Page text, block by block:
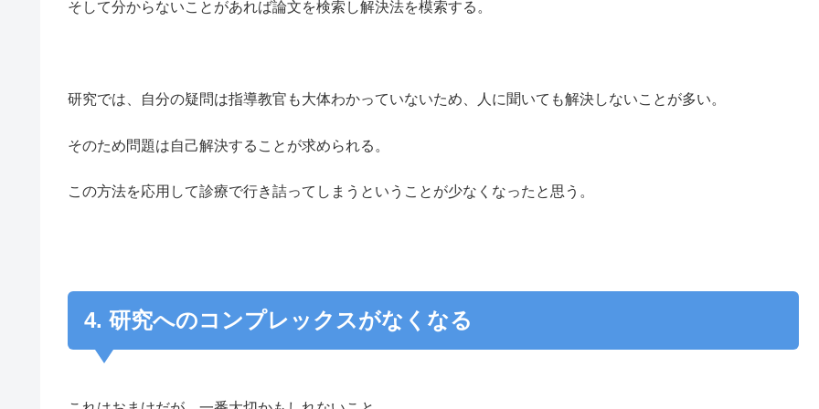
そして分からないことがあれば論文を検索し解決法を模索する。
研究では、自分の疑問は指導教官も大体わかっていないため、人に聞いても解決しないことが多い。
そのため問題は自己解決することが求められる。
この方法を応用して診療で行き詰ってしまうということが少なくなったと思う。
4. 研究へのコンプレックスがなくなる